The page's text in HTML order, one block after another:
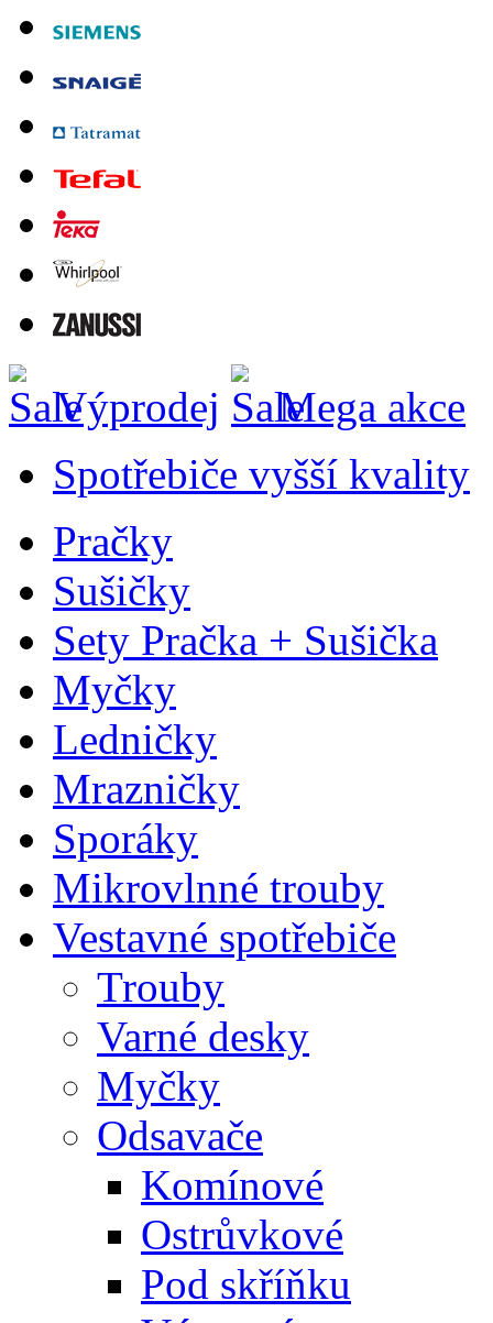
Výprodej
Mega akce
Spotřebiče vyšší kvality
Pračky
Sušičky
Sety Pračka + Sušička
Myčky
Ledničky
Mrazničky
Sporáky
Mikrovlnné trouby
Vestavné spotřebiče
Trouby
Varné desky
Myčky
Odsavače
Komínové
Ostrůvkové
Pod skříňku